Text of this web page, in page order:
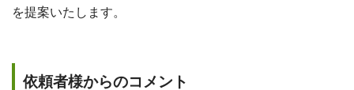
を提案いたします。
依頼者様からのコメント